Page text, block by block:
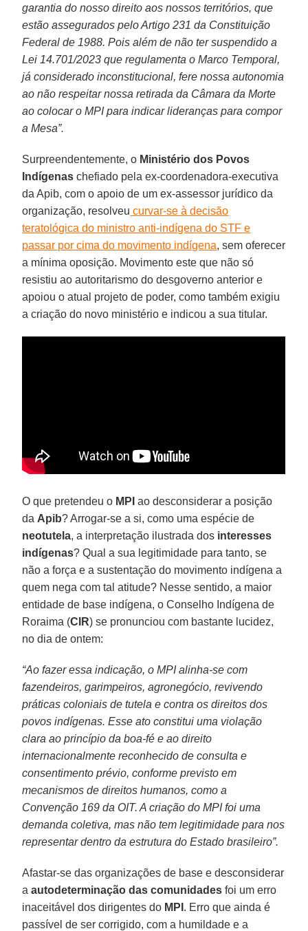
garantia do nosso direito aos nossos territórios, que
estão assegurados pelo Artigo 231 da Constituição
Federal de 1988. Pois além de não ter suspendido a
Lei 14.701/2023 que regulamenta o Marco Temporal,
já considerado inconstitucional, fere nossa autonomia
ao não respeitar nossa retirada da Câmara da Morte
ao colocar o MPI para indicar lideranças para compor
a Mesa”.
Surpreendentemente, o Ministério dos Povos
Indígenas chefiado pela ex-coordenadora-executiva
da Apib, com o apoio de um ex-assessor jurídico da
organização, resolveu curvar-se à decisão
teratológica do ministro anti-indígena do STF e
passar por cima do movimento indígena, sem oferecer
a mínima oposição. Movimento este que não só
resistiu ao autoritarismo do desgoverno anterior e
apoiou o atual projeto de poder, como também exigiu
a criação do novo ministério e indicou a sua titular.
O que pretendeu o MPI ao desconsiderar a posição
da Apib? Arrogar-se a si, como uma espécie de
neotutela, a interpretação ilustrada dos interesses
indígenas? Qual a sua legitimidade para tanto, se
não a força e a sustentação do movimento indígena a
quem nega com tal atitude? Nesse sentido, a maior
entidade de base indígena, o Conselho Indígena de
Roraima (CIR) se pronunciou com bastante lucidez,
no dia de ontem:
“Ao fazer essa indicação, o MPI alinha-se com
fazendeiros, garimpeiros, agronegócio, revivendo
práticas coloniais de tutela e contra os direitos dos
povos indígenas. Esse ato constitui uma violação
clara ao princípio da boa-fé e ao direito
internacionalmente reconhecido de consulta e
consentimento prévio, conforme previsto em
mecanismos de direitos humanos, como a
Convenção 169 da OIT. A criação do MPI foi uma
demanda coletiva, mas não tem legitimidade para nos
representar dentro da estrutura do Estado brasileiro”.
Afastar-se das organizações de base e desconsiderar
aautodeterminação das comunidades foi um erro
inaceitável dos dirigentes do MPI . Erro que ainda é
passível de ser corrigido, com a humildade e a